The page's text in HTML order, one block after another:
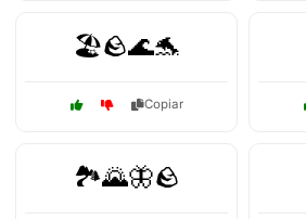
🏖️🪨🌊🐬
Copiar
🏞️🌄🦋🪨